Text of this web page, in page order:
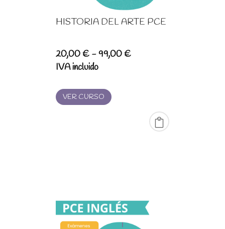
HISTORIA DEL ARTE PCE
20,00€ -99,00€Rango
hasta
99,00 €
IVA incluido
VER CURSO